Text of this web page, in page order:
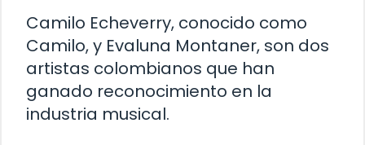
Camilo Echeverry, conocido como
Camilo, y Evaluna Montaner, son dos
artistas colombianos que han
ganado reconocimiento en la
industria musical.